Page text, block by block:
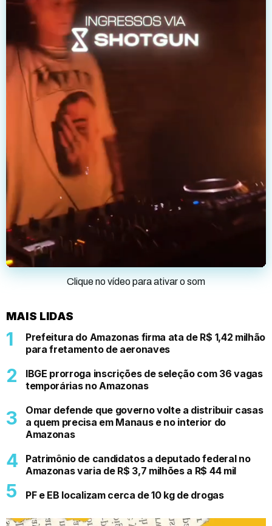
Clique no vídeo para ativar o som
MAIS LIDAS
Prefeitura do Amazonas firma ata de R$ 1,42 milhão
para fretamento de aeronaves
IBGE prorroga inscrições de seleção com 36 vagas
temporárias no Amazonas
Omar defende que governo volte a distribuir casas
a quem precisa em Manaus e no interior do
Amazonas
Patrimônio de candidatos a deputado federal no
Amazonas varia de R$ 3,7 milhões a R$ 44 mil
PF e EB localizam cerca de 10 kg de drogas